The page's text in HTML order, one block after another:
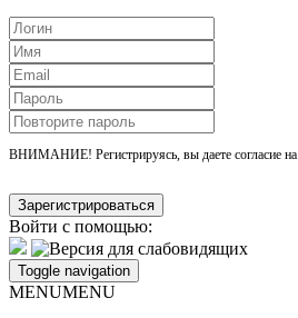
ВНИМАНИЕ! Регистрируясь, вы даете согласие на
Войти с помощью:
Toggle navigation
MENUMENU